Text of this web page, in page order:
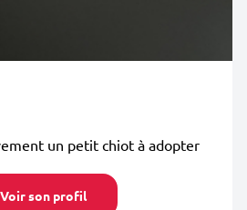
un petit chiot à adopter
Voir son profil